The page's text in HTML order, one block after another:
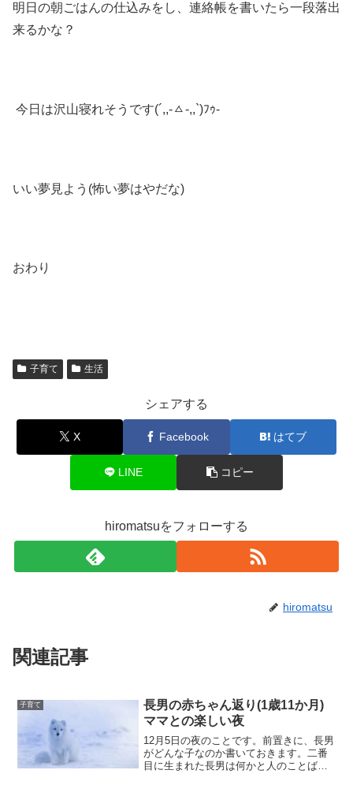
明日の朝ごはんの仕込みをし、連絡帳を書いたら一段落出
来るかな？
今日は沢山寝れそうです(´,,-ㅿ-,,`)ﾌｩ-
いい夢見よう(怖い夢はやだな)
おわり
子育て 生活
シェアする
X Facebook はてブ
LINE コピー
hiromatsuをフォローする
hiromatsu
関連記事
子育て
長男の赤ちゃん返り(1歳11か月)
ママとの楽しい夜
12月5日の夜のことです。前置きに、長男
がどんな子なのか書いておきます。二番
目に生まれた長男は何かと人のことばか